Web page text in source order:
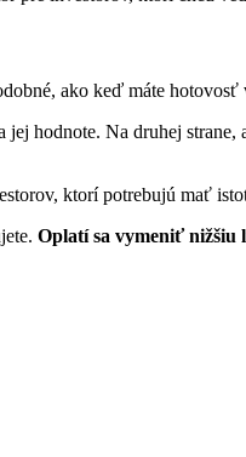
ako keď máte
hodnote. Na druhej
ktorí potrebujú mať
Oplatí sa vymeniť nižšiu